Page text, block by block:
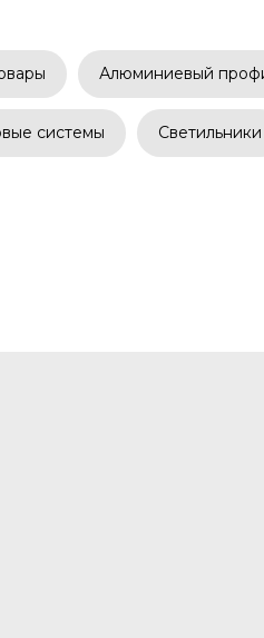
Алюминиевый
системы Светильники